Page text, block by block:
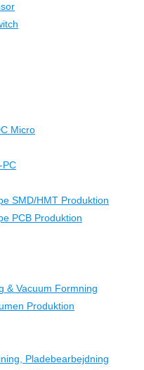
Micro
PC
SMD/HMT Produktion
PCB Produktion
& Vacuum Formning
Produktion
Pladebearbejdning